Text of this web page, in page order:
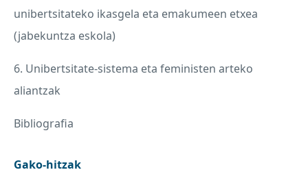
unibertsitateko ikasgela eta emakumeen etxea
(jabekuntza eskola)
6. Unibertsitate-sistema eta feministen arteko
aliantzak
Bibliografia
Gako-hitzak